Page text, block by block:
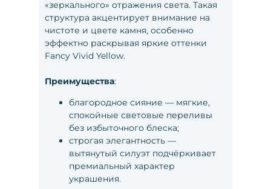
«зеркального» отражения света. Такая
структура акцентирует внимание на
чистоте и цвете камня, особенно
эффектно раскрывая яркие оттенки
Fancy Vivid Yellow.
Преимущества:
благородное сияние — мягкие,
спокойные световые переливы
без избыточного блеска;
строгая элегантность —
вытянутый силуэт подчёркивает
премиальный характер
украшения.